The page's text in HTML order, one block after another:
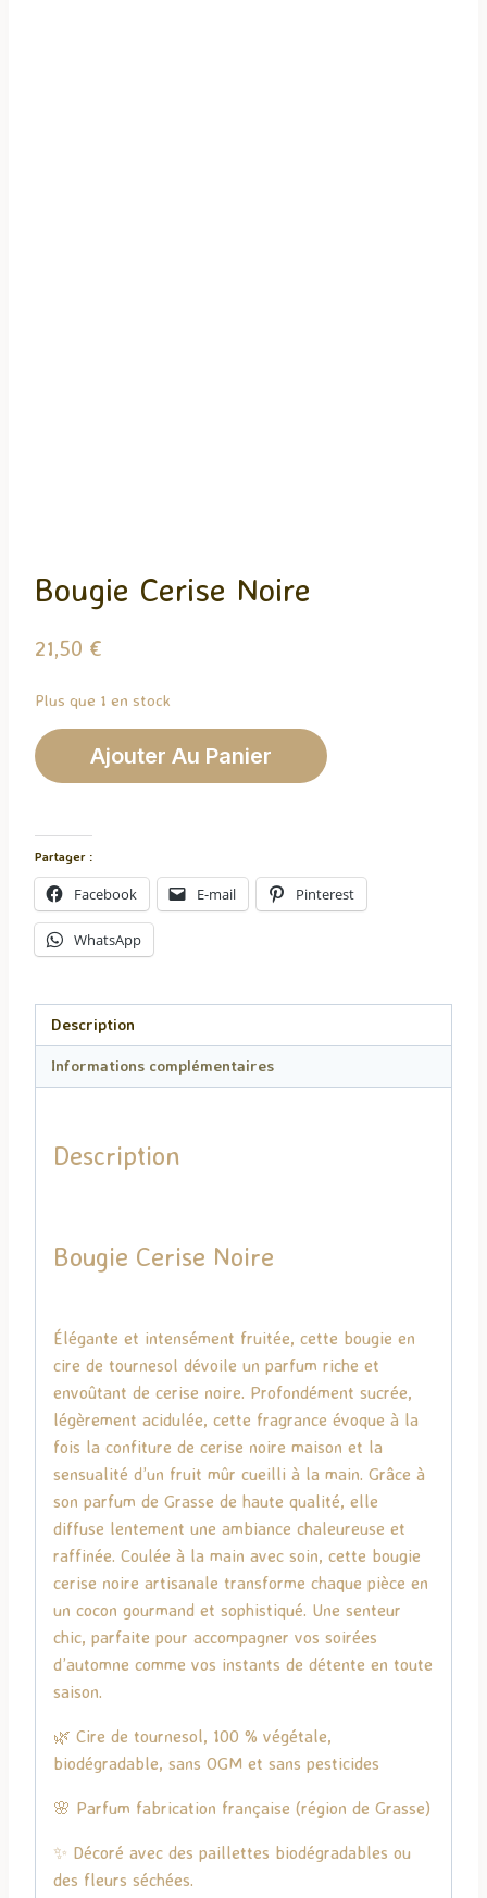
Bougie Cerise Noire
21,50 €
Plus que 1 en stock
quantité
de
Noire
Ajouter Au Panier
Partager :
Facebook E-mail Pinterest
WhatsApp
Description
Informations complémentaires
Description
Bougie Cerise Noire
Élégante et intensément fruitée, cette bougie en
cire de tournesol dévoile un parfum riche et
envoûtant de cerise noire. Profondément sucrée,
légèrement acidulée, cette fragrance évoque à la
fois la confiture de cerise noire maison et la
sensualité d’un fruit mûr cueilli à la main. Grâce à
son parfum de Grasse de haute qualité, elle
diffuse lentement une ambiance chaleureuse et
raffinée. Coulée à la main avec soin, cette bougie
cerise noire artisanale transforme chaque pièce en
un cocon gourmand et sophistiqué. Une senteur
chic, parfaite pour accompagner vos soirées
d’automne comme vos instants de détente en toute
saison.
🌿 Cire de tournesol, 100 % végétale,
biodégradable, sans OGM et sans pesticides
🌸 Parfum fabrication française (région de Grasse)
✨ Décoré avec des paillettes biodégradables ou
des fleurs séchées.